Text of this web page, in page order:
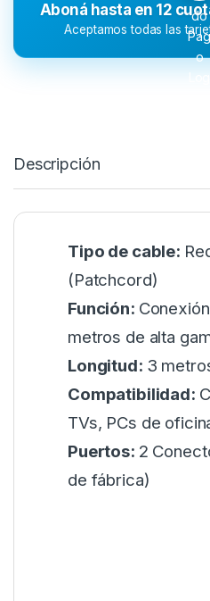
Aboná hasta en 12
Aceptamos todas las
Descripción
Tipo de cable:
(Patchcord)
Función:
metros de alta
Longitud: 3
Compatibilidad:
TVs, PCs de
Puertos: 2
de fábrica)